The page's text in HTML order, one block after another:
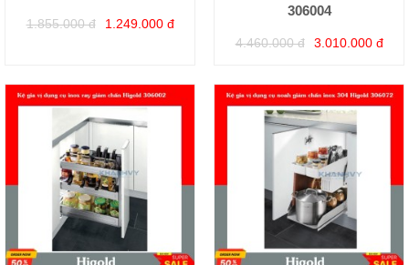
1.855.000 đ 1.249.000 đ
306004
4.460.000 đ 3.010.000 đ